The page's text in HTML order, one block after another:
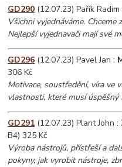
GD290 (12.07.23) Pařík Radim
Všichni vyjednáváme.
Nejlepší vyjednavači mají své
GD296 (12.07.23) Pavel Jan :
306 Kč
Motivace, soustředění, víra ve
vlastnosti, které musí
GD291 (12.07.23) Plant John :
B4) 325 Kč
Výroba nástrojů, přístřeší a
pokyny, jak vyrobit nástroje,